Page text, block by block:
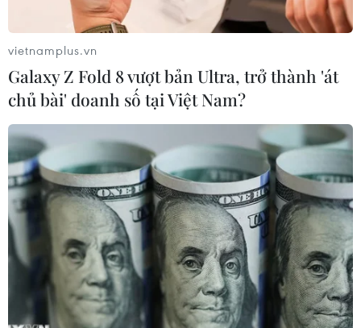
vietnamplus.vn
Galaxy Z Fold 8 vượt bản Ultra, trở thành 'át
chủ bài' doanh số tại Việt Nam?